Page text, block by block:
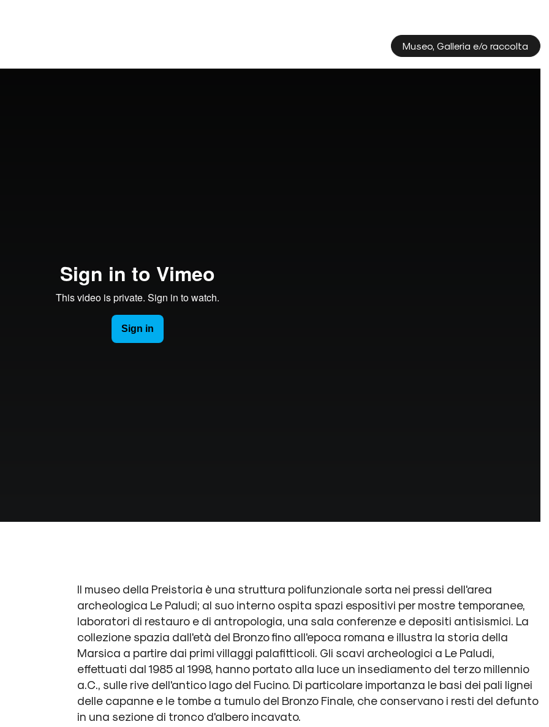
Museo, Galleria e/o raccolta
Il museo della Preistoria è una struttura polifunzionale sorta nei pressi dell'area
archeologica Le Paludi; al suo interno ospita spazi espositivi per mostre temporanee,
laboratori di restauro e di antropologia, una sala conferenze e depositi antisismici. La
collezione spazia dall'età del Bronzo fino all'epoca romana e illustra la storia della
Marsica a partire dai primi villaggi palafitticoli. Gli scavi archeologici a Le Paludi,
effettuati dal 1985 al 1998, hanno portato alla luce un insediamento del terzo millennio
a.C., sulle rive dell'antico lago del Fucino. Di particolare importanza le basi dei pali lignei
delle capanne e le tombe a tumulo del Bronzo Finale, che conservano i resti del defunto
in una sezione di tronco d'albero incavato.